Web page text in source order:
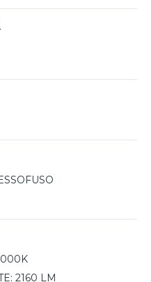
Il diffusore satinato
della luce, rendendola
orientabile fino a 350°,
secondo le necessità.
resa luminosa con
temperature colore,
uno switch discreto
elegante e funzionale
moderna
2160 LM